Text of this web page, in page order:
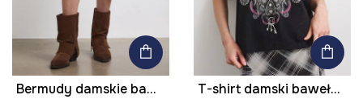
Bermudy damskie bawełniane regular waist
T-shirt damski bawełniany z nadrukiem